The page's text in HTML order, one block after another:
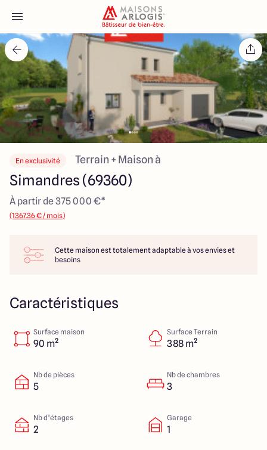
Accueil
Nos maisons
Nos annonces
Votre projet
Qui sommes-nous
Maisons ARLOGIS Lyon Est
4.9
En exclusivité Terrain + Maison à
Simandres (69360)
À partir de 375 000 €*
(1367.36 € / mois)
Cette maison est totalement adaptable à vos envies et
besoins
Caractéristiques
Surface maison
90 m²
Surface Terrain
388 m²
Nb de pièces
5
Nb de chambres
3
Nb d’étages
2
Garage
1